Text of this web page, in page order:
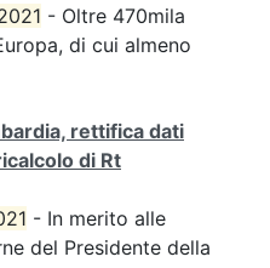
- Oltre 470mila
di cui almeno
rettifica dati
di Rt
- In merito alle
del Presidente della